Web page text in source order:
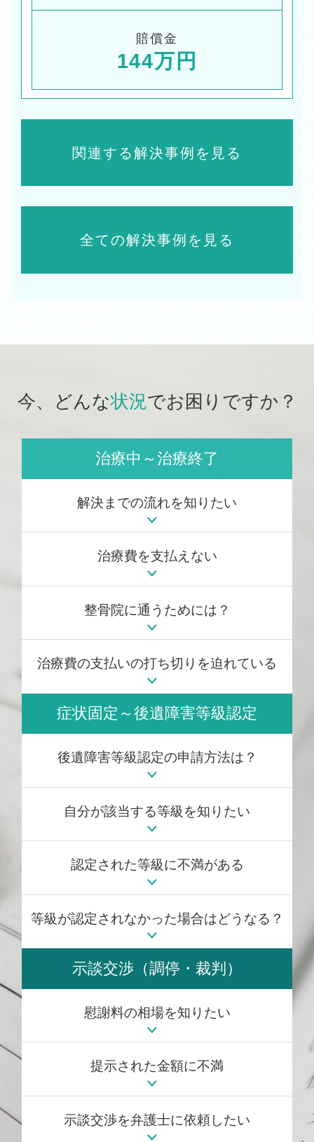
賠償金
144万円
関連する解決事例を見る
全ての解決事例を見る
今、どんな状況でお困りですか？
治療中～治療終了
解決までの流れを知りたい
治療費を支払えない
整骨院に通うためには？
治療費の支払いの打ち切りを迫れている
症状固定～後遺障害等級認定
後遺障害等級認定の申請方法は？
自分が該当する等級を知りたい
認定された等級に不満がある
等級が認定されなかった場合はどうなる？
示談交渉（調停・裁判）
慰謝料の相場を知りたい
提示された金額に不満
示談交渉を弁護士に依頼したい